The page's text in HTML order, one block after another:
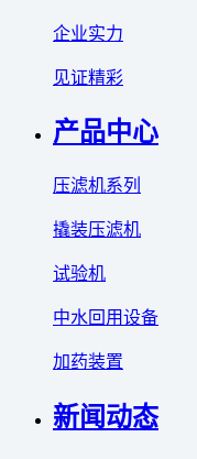
企业实力
见证精彩
产品中心
压滤机系列
撬装压滤机
试验机
中水回用设备
加药装置
新闻动态